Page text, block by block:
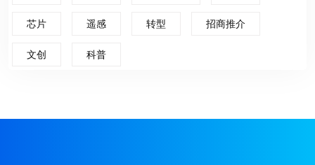
芯片 遥感 转型 招商推介
文创 科普